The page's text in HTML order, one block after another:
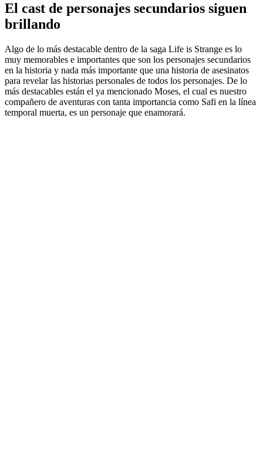
El cast de personajes secundarios siguen
brillando
Algo de lo más destacable dentro de la saga Life is Strange es lo
muy memorables e importantes que son los personajes secundarios
en la historia y nada más importante que una historia de asesinatos
para revelar las historias personales de todos los personajes. De lo
más destacables están el ya mencionado Moses, el cual es nuestro
compañero de aventuras con tanta importancia como Safi en la línea
temporal muerta, es un personaje que enamorará.